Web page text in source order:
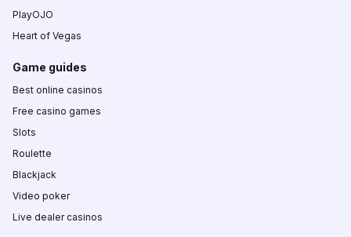
PlayOJO
Heart of Vegas
Game guides
Best online casinos
Free casino games
Slots
Roulette
Blackjack
Video poker
Live dealer casinos